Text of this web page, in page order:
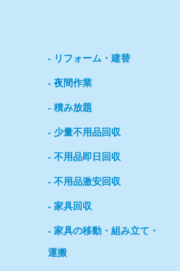
リフォーム・建替
夜間作業
積み放題
少量不用品回収
不用品即日回収
不用品激安回収
家具回収
家具の移動・組み立て・
運搬